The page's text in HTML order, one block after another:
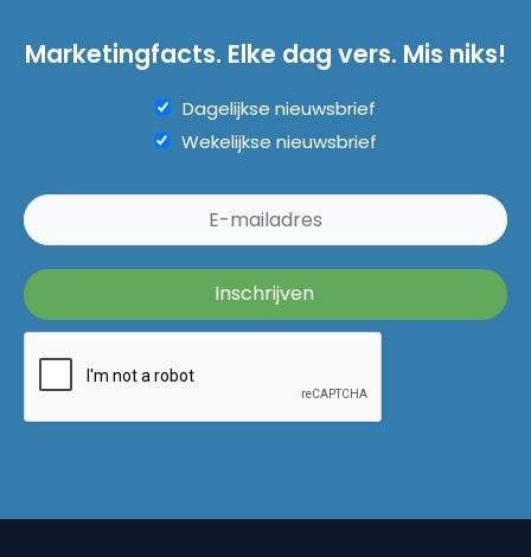
Marketingfacts. Elke dag vers. Mis niks!
Dagelijkse nieuwsbrief
Wekelijkse nieuwsbrief